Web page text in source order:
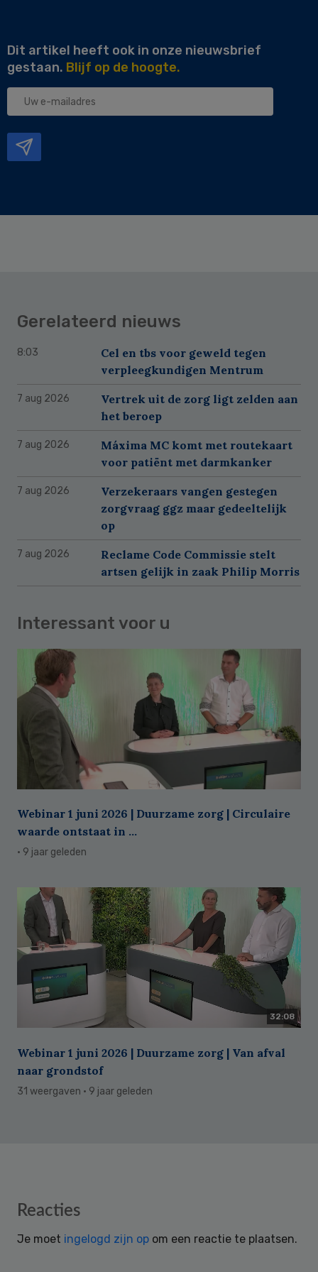
Dit artikel heeft ook in onze nieuwsbrief
gestaan. Blijf op de hoogte.
Uw
Gerelateerd nieuws
8:03
Cel en tbs voor geweld tegen
verpleegkundigen Mentrum
7 aug 2026
Vertrek uit de zorg ligt zelden aan
het beroep
7 aug 2026
Máxima MC komt met routekaart
voor patiënt met darmkanker
7 aug 2026
Verzekeraars vangen gestegen
zorgvraag ggz maar gedeeltelijk
op
7 aug 2026
Reclame Code Commissie stelt
artsen gelijk in zaak Philip Morris
Interessant voor u
Webinar 1 juni 2026 | Duurzame zorg | Circulaire
waarde ontstaat in ...
· 9 jaar geleden
32:08
Webinar 1 juni 2026 | Duurzame zorg | Van afval
naar grondstof
31 weergaven · 9 jaar geleden
Reader
Reacties
Je moet ingelogd zijn op om een reactie te plaatsen.